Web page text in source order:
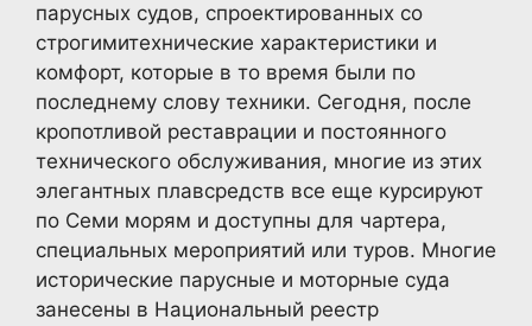
парусных судов, спроектированных со
строгимитехнические характеристики и
комфорт, которые в то время были по
последнему слову техники. Сегодня, после
кропотливой реставрации и постоянного
технического обслуживания, многие из этих
элегантных плавсредств все еще курсируют
по Семи морям и доступны для чартера,
специальных мероприятий или туров. Многие
исторические парусные и моторные суда
занесены в Национальный реестр